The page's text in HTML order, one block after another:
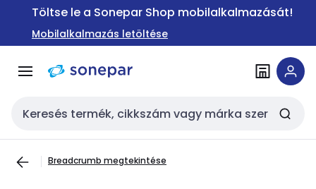
Ugrás a
Ugrás a
tartalomra
Töltse le a Sonepar Shop mobilalkalmazását!
Mobilalkalmazás letöltése
Keresési bemenet
Breadcrumb megtekintése